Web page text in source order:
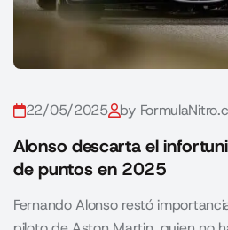
22/05/2025 by
Alonso descarta el
de puntos en 2025
Fernando Alonso restó